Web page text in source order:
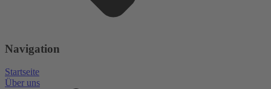
Navigation
Startseite
Über uns